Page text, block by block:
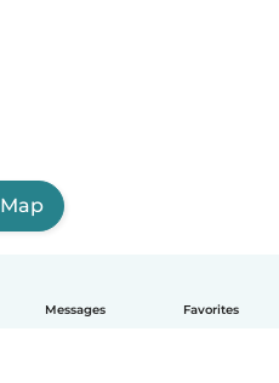
Messages Favorites
Map